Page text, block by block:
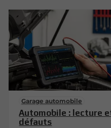
Garage automobile
Automobile : lecture
défauts